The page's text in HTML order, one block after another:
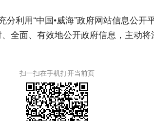
用“中国•威海”政府网站信息公开
全面、有效地公开政府信息，主动
扫一扫在手机打开当前页